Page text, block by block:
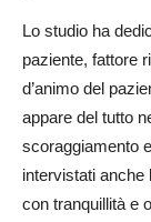
Lo studio ha
paziente, fattore
d’animo del
appare del tutto
scoraggiamento
intervistati anche
con tranquillità e